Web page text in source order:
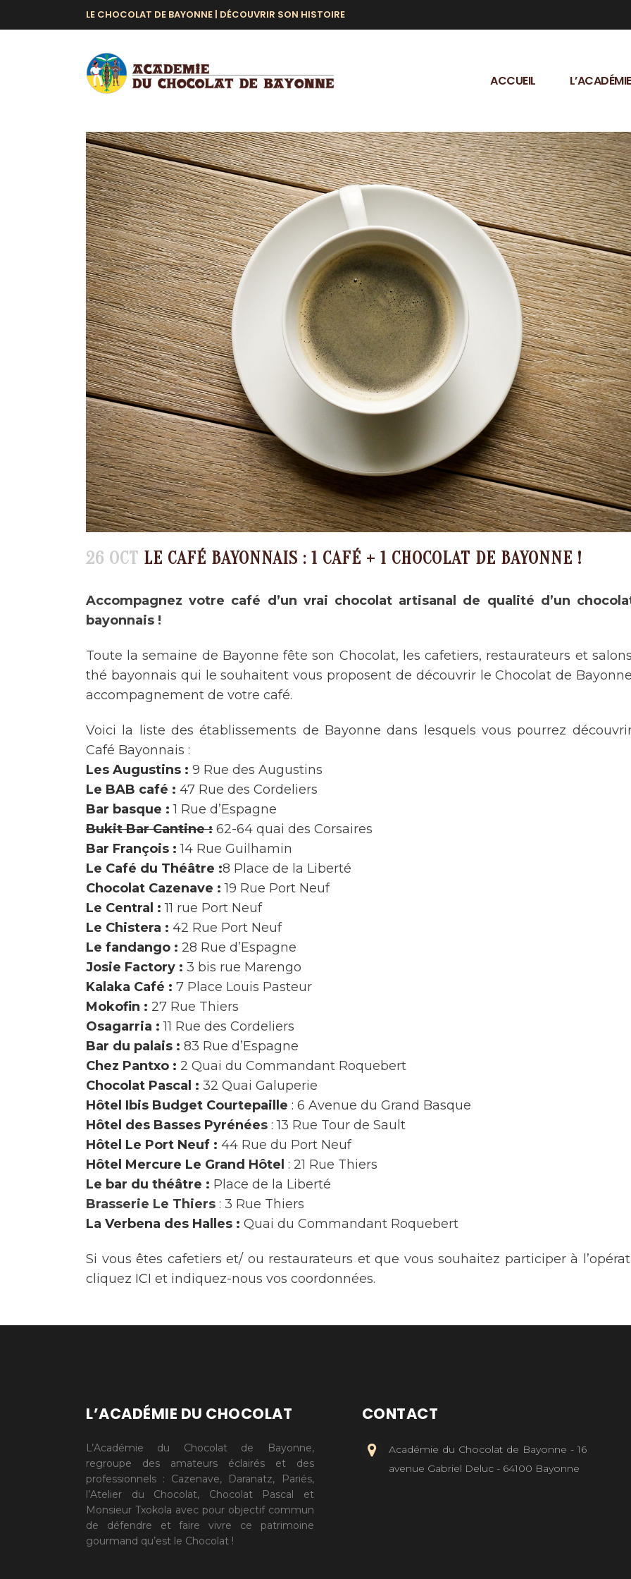
LE CHOCOLAT DE BAYONNE | DÉCOUVRIR SON HISTOIRE
ACCUEIL L’ACADÉMIE
26 OCT LE CAFÉ BAYONNAIS : 1 CAFÉ + 1 CHOCOLAT DE BAYONNE !
Accompagnez votre café d’un vrai chocolat artisanal de qualité d’un
bayonnais !
Toute la semaine de Bayonne fête son Chocolat, les cafetiers, restaurateurs et
thé bayonnais qui le souhaitent vous proposent de découvrir le Chocolat de
accompagnement de votre café.
Voici la liste des établissements de Bayonne dans lesquels vous pourrez
Café Bayonnais :
Les Augustins : 9 Rue des Augustins
Le BAB café : 47 Rue des Cordeliers
Bar basque : 1 Rue d’Espagne
Bukit Bar Cantine : 62-64 quai des Corsaires
Bar François : 14 Rue Guilhamin
Le Café du Théâtre :8 Place de la Liberté
Chocolat Cazenave : 19 Rue Port Neuf
Le Central : 11 rue Port Neuf
Le Chistera : 42 Rue Port Neuf
Le fandango : 28 Rue d’Espagne
Josie Factory : 3 bis rue Marengo
Kalaka Café : 7 Place Louis Pasteur
Mokofin : 27 Rue Thiers
Osagarria : 11 Rue des Cordeliers
Bar du palais : 83 Rue d’Espagne
Chez Pantxo : 2 Quai du Commandant Roquebert
Chocolat Pascal : 32 Quai Galuperie
Hôtel Ibis Budget Courtepaille : 6 Avenue du Grand Basque
Hôtel des Basses Pyrénées : 13 Rue Tour de Sault
Hôtel Le Port Neuf : 44 Rue du Port Neuf
Hôtel Mercure Le Grand Hôtel : 21 Rue Thiers
Le bar du théâtre : Place de la Liberté
Brasserie Le Thiers : 3 Rue Thiers
La Verbena des Halles : Quai du Commandant Roquebert
Si vous êtes cafetiers et/ ou restaurateurs et que vous souhaitez participer à
cliquez ICI et indiquez-nous vos coordonnées.
L’ACADÉMIE DU CHOCOLAT
L’Académie du Chocolat de Bayonne,
regroupe des amateurs éclairés et des
professionnels : Cazenave, Daranatz, Pariés,
l’Atelier du Chocolat, Chocolat Pascal et
Monsieur Txokola avec pour objectif commun
de défendre et faire vivre ce patrimoine
gourmand qu’est le Chocolat !
CONTACT
Académie du Chocolat de Bayonne - 16
avenue Gabriel Deluc - 64100 Bayonne